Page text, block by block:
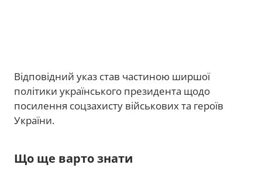
Відповідний указ став частиною ширшої
політики українського президента щодо
посилення соцзахисту військових та героїв
України.
Що ще варто знати